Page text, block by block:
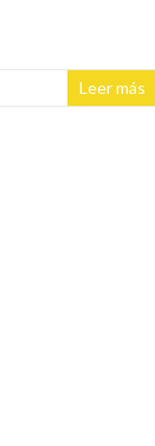
Leer más